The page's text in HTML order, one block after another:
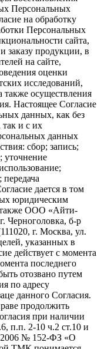
Персональных
на обработку
Персональных
сайта,
заказу продукции, в
на сайте,
оценки
исследований,
также осуществления
Настоящее Согласие
данных, как без
так и с их
данных
сбор; запись;
уточнение
дается в том
юридическим
ООО «Айти-
Черноголовка, б-р
г. Москва, ул.
указанных в
действует с момента
последнего
отозвано путем
по адресу
данного Согласия.
продолжить
при наличии
п.п. 2-10 ч.2 ст.10 и
№ 152-ФЗ «О